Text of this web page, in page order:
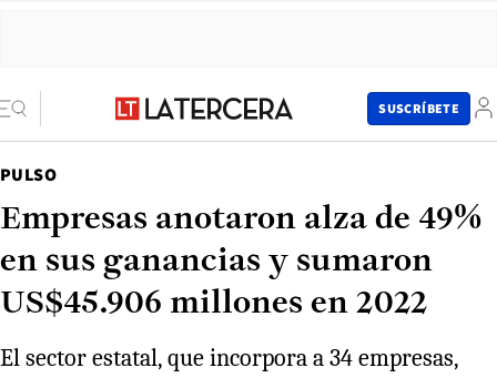
SUSCRÍBETE
PULSO
Empresas anotaron alza de 49%
en sus ganancias y sumaron
US$45.906 millones en 2022
El sector estatal, que incorpora a 34 empresas,